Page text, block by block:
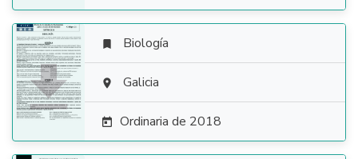

 Biología
 Galicia
 Ordinaria de 2018